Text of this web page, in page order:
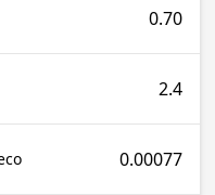
0.70
2.4
0.00077